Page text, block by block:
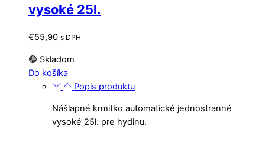
vysoké 25l.
€55,90 s DPH
🟢 Skladom
Do košíka
Popis produktu
Nášlapné krmitko automatické jednostranné
vysoké 25l. pre hydinu.